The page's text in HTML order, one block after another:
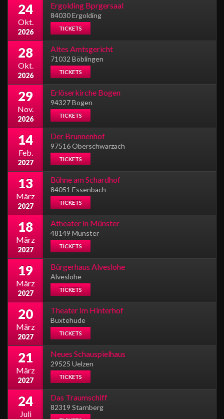
24
Okt.
2026
Ergolding Bprgersaal
84030 Ergolding
TICKETS
28
Okt.
2026
Altes Amtsgericht
71032 Böblingen
TICKETS
29
Nov.
2026
Erlöserkirche Bogen
94327 Bogen
TICKETS
14
Feb.
2027
Der Brunnenhof
97516 Oberschwarzach
TICKETS
13
März
2027
Bühne am Schardhof
84051 Essenbach
TICKETS
18
März
2027
Atheater in Münster
48149 Münster
TICKETS
19
März
2027
Bürgerhaus Alveslohe
Alveslohe
TICKETS
20
März
2027
Theater im Hinterhof
Buxtehude
TICKETS
21
März
2027
Neues Schauspielhaus
29525 Uelzen
TICKETS
24
Juli
Das Traumschiff
82319 Starnberg